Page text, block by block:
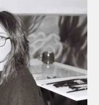
Salon am
Aktualität eines
Berlin
Galerie, Berlin